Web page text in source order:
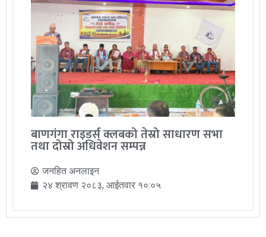
बाणगंगा राइडर्स क्लबको तेस्रो साधारण सभा
तथा दोस्रो अधिवेशन सम्पन्न
जनहित अनलाइन
२४ श्रावण २०८३, आईतवार १०:०५